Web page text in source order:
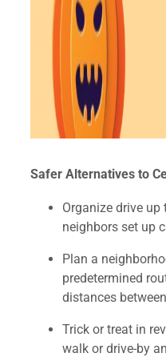
Safer Alternatives to
Organize drive up
neighbors set up
Plan a
predetermined
distances
Trick or treat in
walk or drive-by